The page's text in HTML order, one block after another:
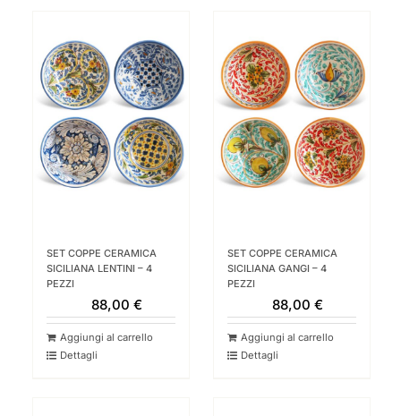
SET COPPE CERAMICA
SICILIANA LENTINI – 4
PEZZI
88,00€
Aggiungi al carrello
Dettagli
SET COPPE CERAMICA
SICILIANA GANGI – 4
PEZZI
88,00€
Aggiungi al carrello
Dettagli